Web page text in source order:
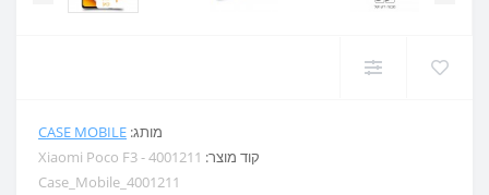
מותג: CASE MOBILE
קוד מוצר: Xiaomi Poco F3 - 4001211
Case_Mobile_4001211